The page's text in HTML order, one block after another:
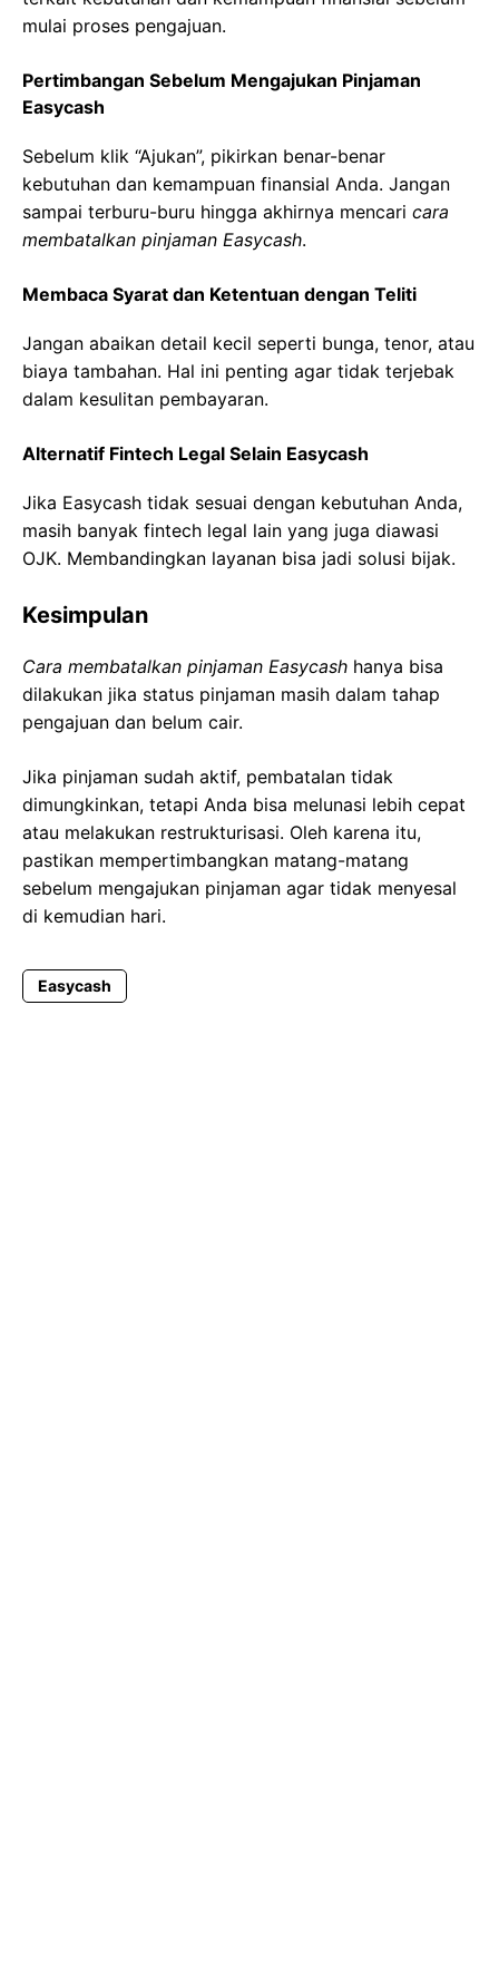
mulai proses pengajuan.
Pertimbangan Sebelum Mengajukan Pinjaman
Easycash
Sebelum klik “Ajukan”, pikirkan benar-benar
kebutuhan dan kemampuan finansial Anda. Jangan
sampai terburu-buru hingga akhirnya mencari cara
membatalkan pinjaman Easycash.
Membaca Syarat dan Ketentuan dengan Teliti
Jangan abaikan detail kecil seperti bunga, tenor, atau
biaya tambahan. Hal ini penting agar tidak terjebak
dalam kesulitan pembayaran.
Alternatif Fintech Legal Selain Easycash
Jika Easycash tidak sesuai dengan kebutuhan Anda,
masih banyak fintech legal lain yang juga diawasi
OJK. Membandingkan layanan bisa jadi solusi bijak.
Kesimpulan
Cara membatalkan pinjaman Easycash hanya bisa
dilakukan jika status pinjaman masih dalam tahap
pengajuan dan belum cair.
Jika pinjaman sudah aktif, pembatalan tidak
dimungkinkan, tetapi Anda bisa melunasi lebih cepat
atau melakukan restrukturisasi. Oleh karena itu,
pastikan mempertimbangkan matang-matang
sebelum mengajukan pinjaman agar tidak menyesal
di kemudian hari.
Easycash